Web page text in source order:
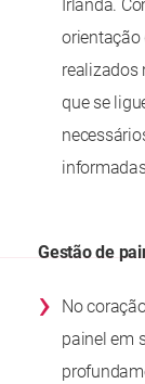
Irlanda.
orientação
realizados
que se
Gestão de
›
No
painel em